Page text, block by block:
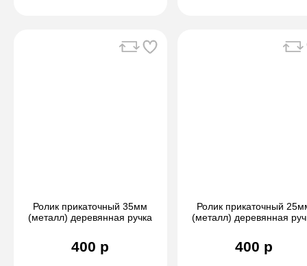
Ролик прикаточный 35мм
(металл) деревянная ручка
400 р
Ролик прикаточный
(металл) деревянная
400 р